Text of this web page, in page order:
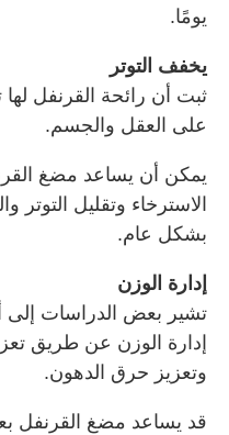
يومًا.
يخفف التوتر
ثبت أن رائحة القرنفل لها
على العقل والجسم.
يمكن أن يساعد مضغ
الاسترخاء وتقليل التوتر
بشكل عام.
إدارة الوزن
تشير بعض الدراسات إلى
إدارة الوزن عن طريق
وتعزيز حرق الدهون.
قد يساعد مضغ القرنفل